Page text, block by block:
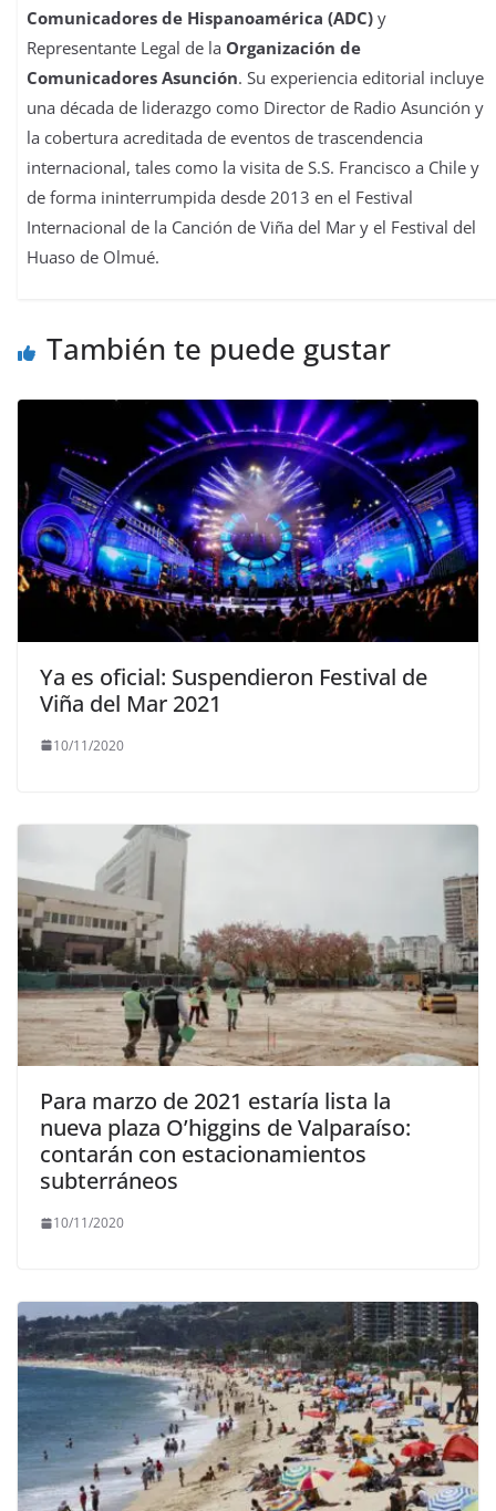
Comunicadores de Hispanoamérica (ADC) y
Representante Legal de la Organización de
Comunicadores Asunción. Su experiencia editorial incluye
una década de liderazgo como Director de Radio Asunción y
la cobertura acreditada de eventos de trascendencia
internacional, tales como la visita de S.S. Francisco a Chile y
de forma ininterrumpida desde 2013 en el Festival
Internacional de la Canción de Viña del Mar y el Festival del
Huaso de Olmué.
También te puede gustar
Ya es oficial: Suspendieron Festival de
Viña del Mar 2021
10/11/2020
Para marzo de 2021 estaría lista la
nueva plaza O’higgins de Valparaíso:
contarán con estacionamientos
subterráneos
10/11/2020